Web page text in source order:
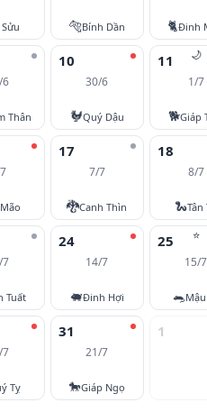
🐅Bính Dần 🐈Đinh
6
Thân
10
30/6
🐓Quý Dậu
🌙
11
1/7
🐕Giáp
17
7/7
🐉Canh Thìn
18
8/7
🐍Tân
7
Tuất
24
14/7
🐖Đinh Hợi
⭐
25
15/7
🐀
7
Tỵ
31
21/7
🐎Giáp Ngọ
1